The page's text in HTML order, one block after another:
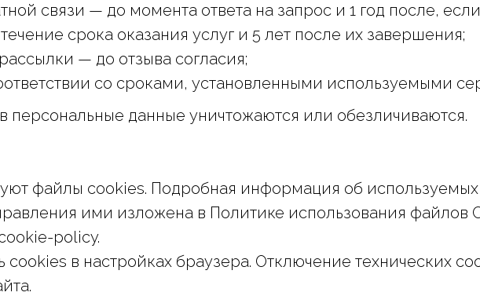
связи — до момента ответа на запрос и 1 год после,
срока оказания услуг и 5 лет после их завершения;
— до отзыва согласия;
со сроками, установленными используемыми
персональные данные уничтожаются или обезличиваются.
файлы cookies. Подробная информация об
ими изложена в Политике использования файлов
policy.
cookies в настройках браузера. Отключение технических